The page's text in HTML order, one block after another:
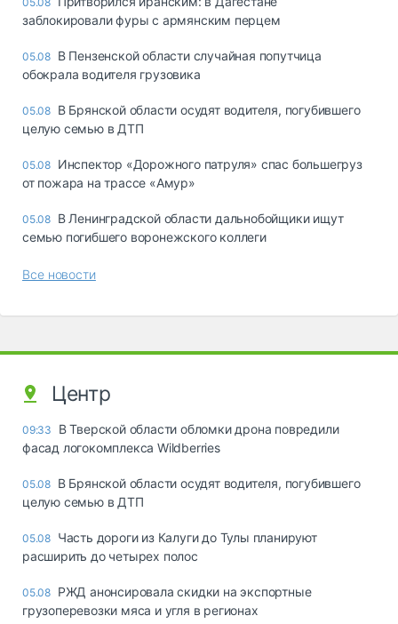
заблокировали фуры с армянским перцем
05.08 В Пензенской области случайная попутчица
обокрала водителя грузовика
05.08 В Брянской области осудят водителя, погубившего
целую семью в ДТП
05.08 Инспектор «Дорожного патруля» спас большегруз
от пожара на трассе «Амур»
05.08 В Ленинградской области дальнобойщики ищут
семью погибшего воронежского коллеги
Все новости
Центр
09:33
В Тверской области обломки дрона повредили
фасад логокомплекса Wildberries
05.08 В Брянской области осудят водителя, погубившего
целую семью в ДТП
05.08 Часть дороги из Калуги до Тулы планируют
расширить до четырех полос
05.08 РЖД анонсировала скидки на экспортные
грузоперевозки мяса и угля в регионах